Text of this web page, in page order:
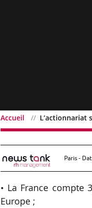
Accueil L’actionnariat
L’actionnariat
Paris -
• La France compte
Europe ;